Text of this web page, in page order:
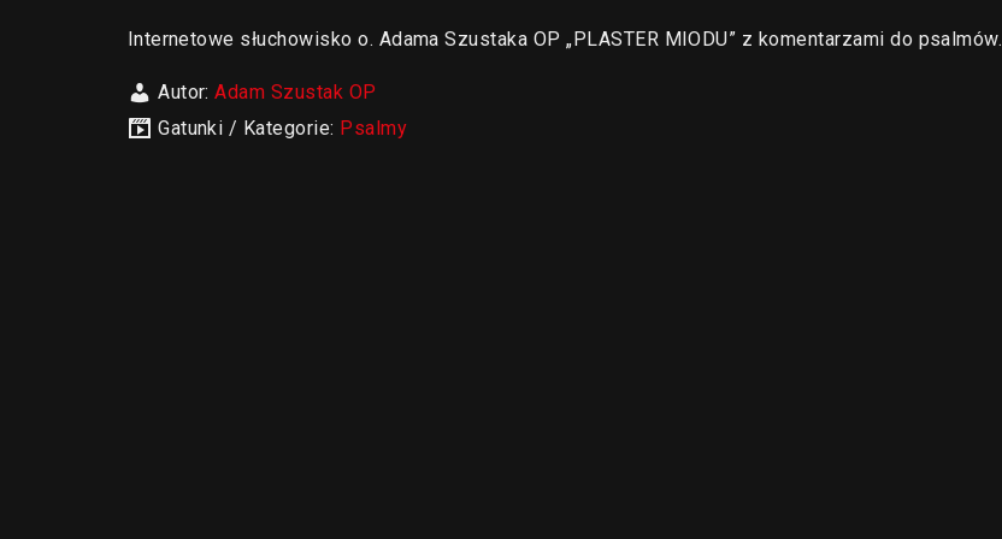
Internetowe słuchowisko o. Adama Szustaka OP „PLASTER MIODU” z komentarzami do psalmów.
Autor:Adam Szustak OP
Gatunki / Kategorie: Psalmy